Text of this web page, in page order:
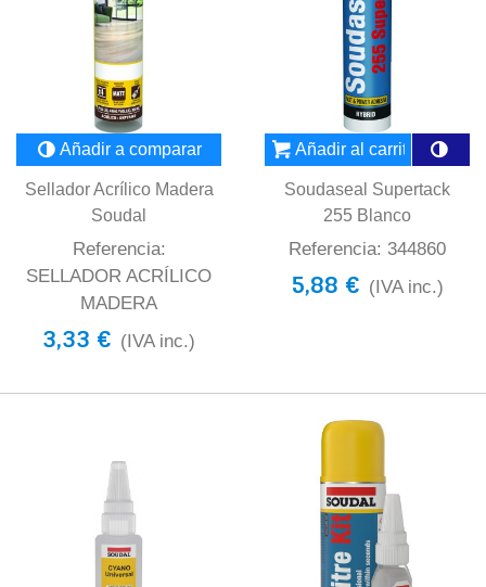
Añadir a comparar
Sellador Acrílico Madera
Soudal
Referencia:
SELLADOR ACRÍLICO
MADERA
3,33 € (IVA inc.)
Añadir al carrito
Soudaseal Supertack
255 Blanco
Referencia: 344860
5,88 € (IVA inc.)